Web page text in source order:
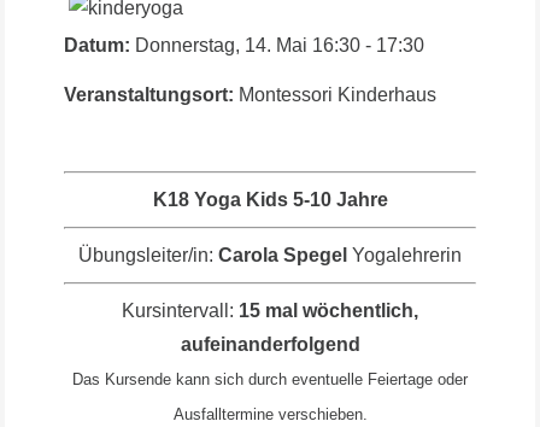
Datum: Donnerstag, 14. Mai 16:30 - 17:30
Veranstaltungsort: Montessori Kinderhaus
K18 Yoga Kids 5-10 Jahre
Übungsleiter/in: Carola Spegel Yogalehrerin
Kursintervall: 15 mal wöchentlich,
aufeinanderfolgend
Das Kursende kann sich durch eventuelle Feiertage oder
Ausfalltermine verschieben.